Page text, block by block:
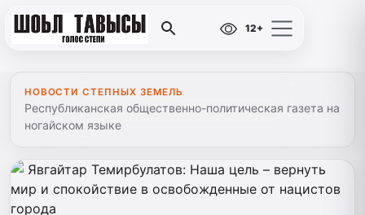
12+
НОВОСТИ СТЕПНЫХ ЗЕМЕЛЬ
Республиканская общественно-политическая газета на
ногайском языке